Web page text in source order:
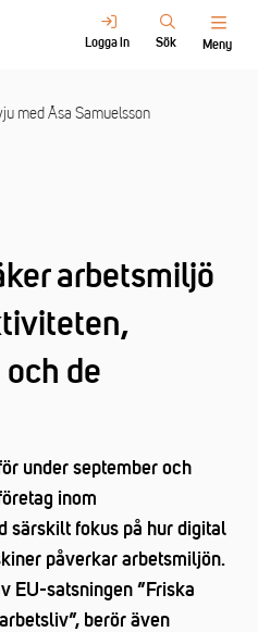
Logga in Sök Meny
med Åsa Samuelsson
arbetsmiljö
de
under september och
inom
särskilt fokus på hur digital
påverkar arbetsmiljön.
EU-satsningen ”Friska
berör även